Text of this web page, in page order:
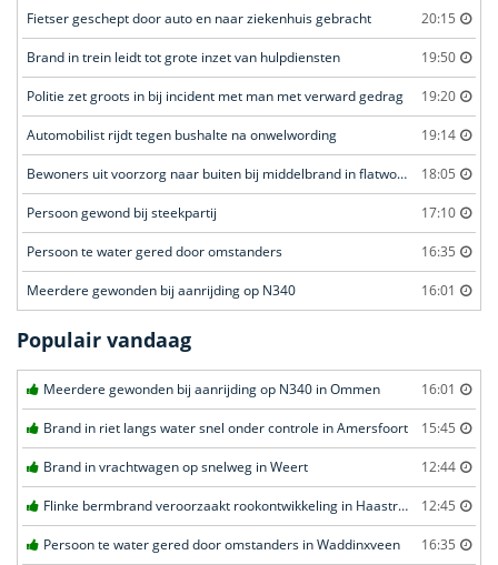
Fietser geschept door auto en naar ziekenhuis gebracht 20:15
Brand in trein leidt tot grote inzet van hulpdiensten 19:50
Politie zet groots in bij incident met man met verward gedrag 19:20
Automobilist rijdt tegen bushalte na onwelwording 19:14
Bewoners uit voorzorg naar buiten bij middelbrand in flatwoning 18:05
Persoon gewond bij steekpartij 17:10
Persoon te water gered door omstanders 16:35
Meerdere gewonden bij aanrijding op N340 16:01
Populair vandaag
Meerdere gewonden bij aanrijding op N340 in Ommen 16:01
Brand in riet langs water snel onder controle in Amersfoort 15:45
Brand in vrachtwagen op snelweg in Weert 12:44
Flinke bermbrand veroorzaakt rookontwikkeling in Haastrecht 12:45
Persoon te water gered door omstanders in Waddinxveen 16:35